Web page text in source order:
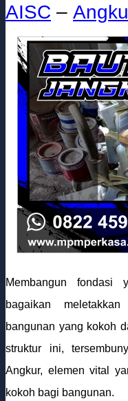
AISC –
Membangun fondasi
bagaikan
bangunan yang kokoh
struktur ini,
Angkur, elemen vital
kokoh bagi bangunan.